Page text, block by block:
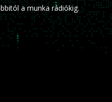
a munka rádiókig.